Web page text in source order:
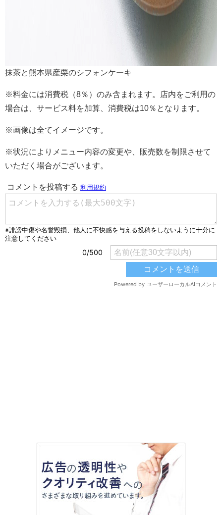
抹茶と熊本県産栗のシフォンケーキ
※料金には消費税（8％）のみ含まれます。店内をご利用の
場合は、サービス料を加算、消費税は10％となります。
※画像は全てイメージです。
※状況によりメニュー内容の変更や、販売数を制限させて
いただく場合がございます。